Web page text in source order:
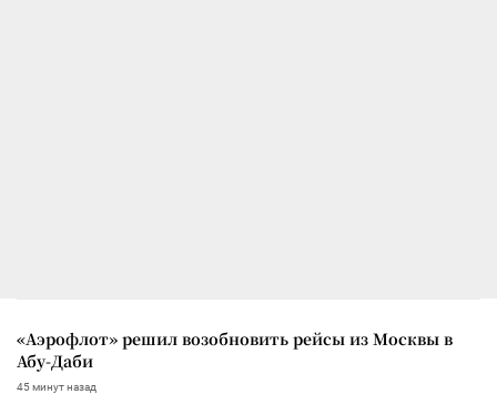
«Аэрофлот» решил возобновить рейсы из Москвы в
Абу-Даби
45 минут назад